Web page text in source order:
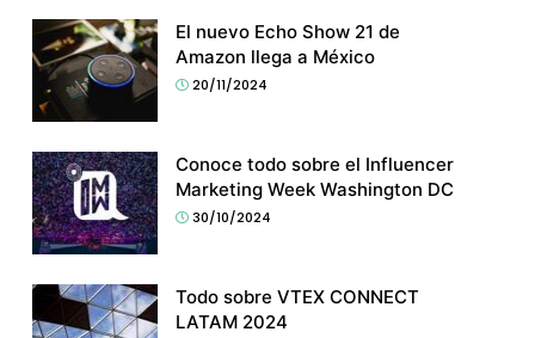
El nuevo Echo Show 21 de
Amazon llega a México
20/11/2024
Conoce todo sobre el Influencer
Marketing Week Washington DC
30/10/2024
Todo sobre VTEX CONNECT
LATAM 2024